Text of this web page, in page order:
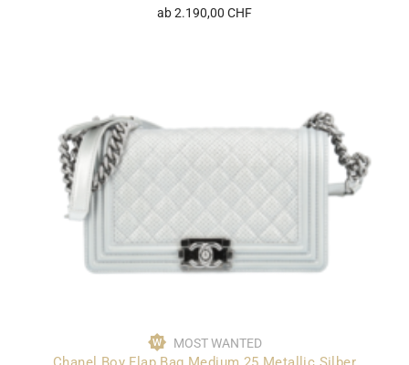
ab 2.190,00 CHF
MOST WANTED